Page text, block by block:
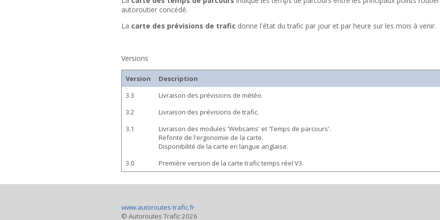
autoroutier concédé.
La carte des prévisions de trafic donne l'état du trafic par jour et par heure sur les mois à venir.
Versions
Version
Description
3.3
Livraison des prévisions de météo.
3.2
Livraison des prévisions de trafic.
3.1
Livraison des modules 'Webcams' et 'Temps de parcours'.
Refonte de l'ergonomie de la carte.
Disponibilité de la carte en langue anglaise.
3.0
Première version de la carte trafic temps réel V3.
www.autoroutes-trafic.fr
© Autoroutes Trafic 2026